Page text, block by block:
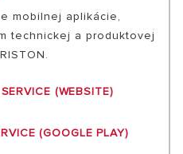
mobilnej aplikácie,
technickej a produktovej
(WEBSITE)
(GOOGLE PLAY)